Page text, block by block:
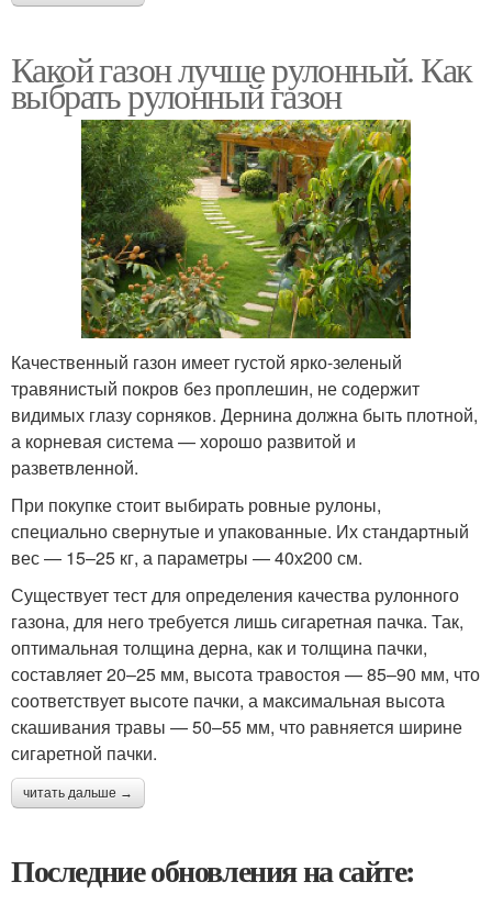
Какой газон лучше рулонный. Как
выбрать рулонный газон
Качественный газон имеет густой ярко-зеленый
травянистый покров без проплешин, не содержит
видимых глазу сорняков. Дернина должна быть плотной,
а корневая система — хорошо развитой и
разветвленной.
При покупке стоит выбирать ровные рулоны,
специально свернутые и упакованные. Их стандартный
вес — 15–25 кг, а параметры — 40х200 см.
Существует тест для определения качества рулонного
газона, для него требуется лишь сигаретная пачка. Так,
оптимальная толщина дерна, как и толщина пачки,
составляет 20–25 мм, высота травостоя — 85–90 мм, что
соответствует высоте пачки, а максимальная высота
скашивания травы — 50–55 мм, что равняется ширине
сигаретной пачки.
читать дальше →
Последние обновления на сайте: